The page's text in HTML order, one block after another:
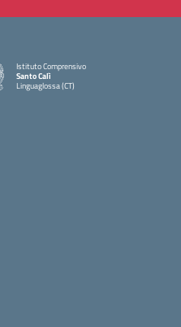
Istituto Comprensivo
Santo Calì
Linguaglossa (CT)
— Visita la pagina iniziale della scuola